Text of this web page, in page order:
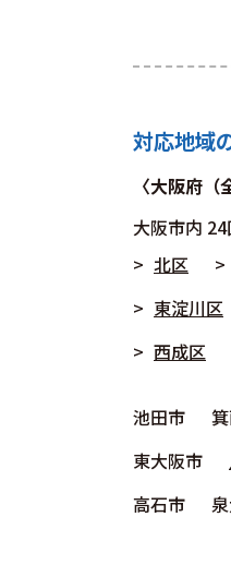
対応地域
〈大阪府（
大阪市内
北区
東淀川区
西成区
池田市
東大阪市
高石市